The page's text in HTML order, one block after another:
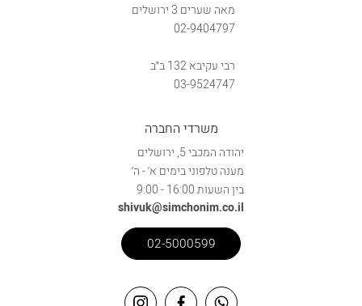
מאה שערים 3 ירושלים
02-9404797
רבי עקיבא 132 ב״ב
03-9524747
משרדי החברה
יהודה המכבי 5, ירושלים
מענה טלפוני בימים א׳ - ה׳
בין השעות 16:00 - 9:00
shivuk@simchonim.co.il
02-5000599